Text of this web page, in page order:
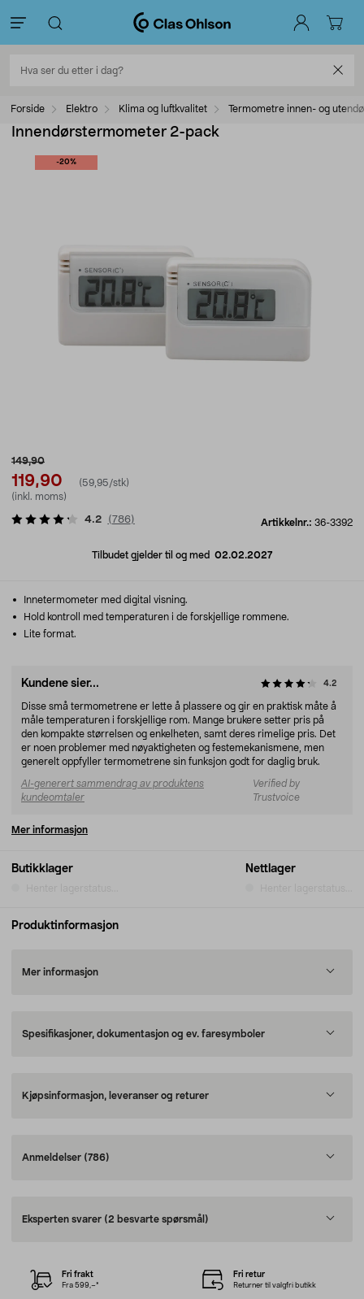
Forside Elektro Klima og luftkvalitet Termometre innen- og
Innendørstermometer 2-pack
-20%
149,90
119,90
(59,95/stk)
(inkl. moms)
Artikkelnr.: 36-3392
4.2 (786)
Tilbudet gjelder til og med 02.02.2027
Butikklager Nettlager
Innetermometer med digital visning.
Hold kontroll med temperaturen i de forskjellige rommene.
Lite format.
Kundene sier... 4.2
Disse små termometrene er lette å plassere og gir en praktisk måte å
måle temperaturen i forskjellige rom. Mange brukere setter pris på
den kompakte størrelsen og enkelheten, samt deres rimelige pris. Det
er noen problemer med nøyaktigheten og festemekanismene, men
generelt oppfyller termometrene sin funksjon godt for daglig bruk.
AI-generert sammendrag av produktens
kundeomtaler
Verified by
Trustvoice
Mer informasjon
Produktinformasjon
Mer informasjon
Spesifikasjoner, dokumentasjon og ev. faresymboler
Kjøpsinformasjon, leveranser og returer
Anmeldelser (786)
Eksperten svarer (2 besvarte spørsmål)
Fri frakt
Fra 599,–*
Fri retur
Returner til valgfri butikk